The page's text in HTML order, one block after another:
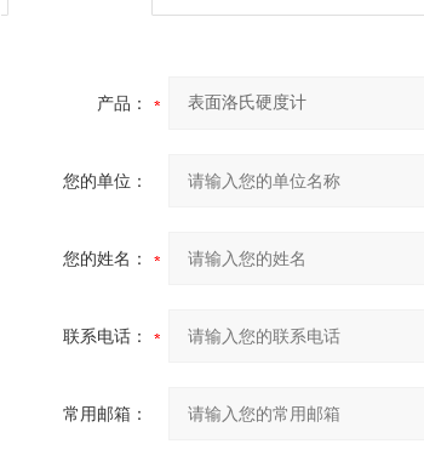
产品：
您的单位：
您的姓名：
联系电话：
常用邮箱：